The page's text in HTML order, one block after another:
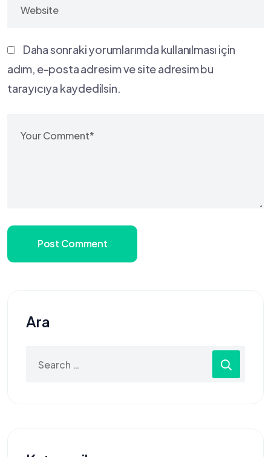
Daha sonraki yorumlarımda kullanılması için
adım, e-posta adresim ve site adresim bu
tarayıcıya kaydedilsin.
Post Comment
Ara
for: